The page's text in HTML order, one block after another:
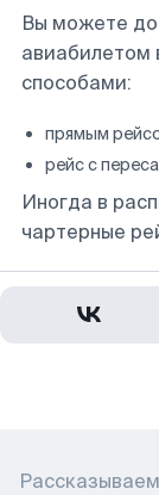
Вы можете
авиабилетом
способами:
прямым
рейс с
Иногда в
чартерные